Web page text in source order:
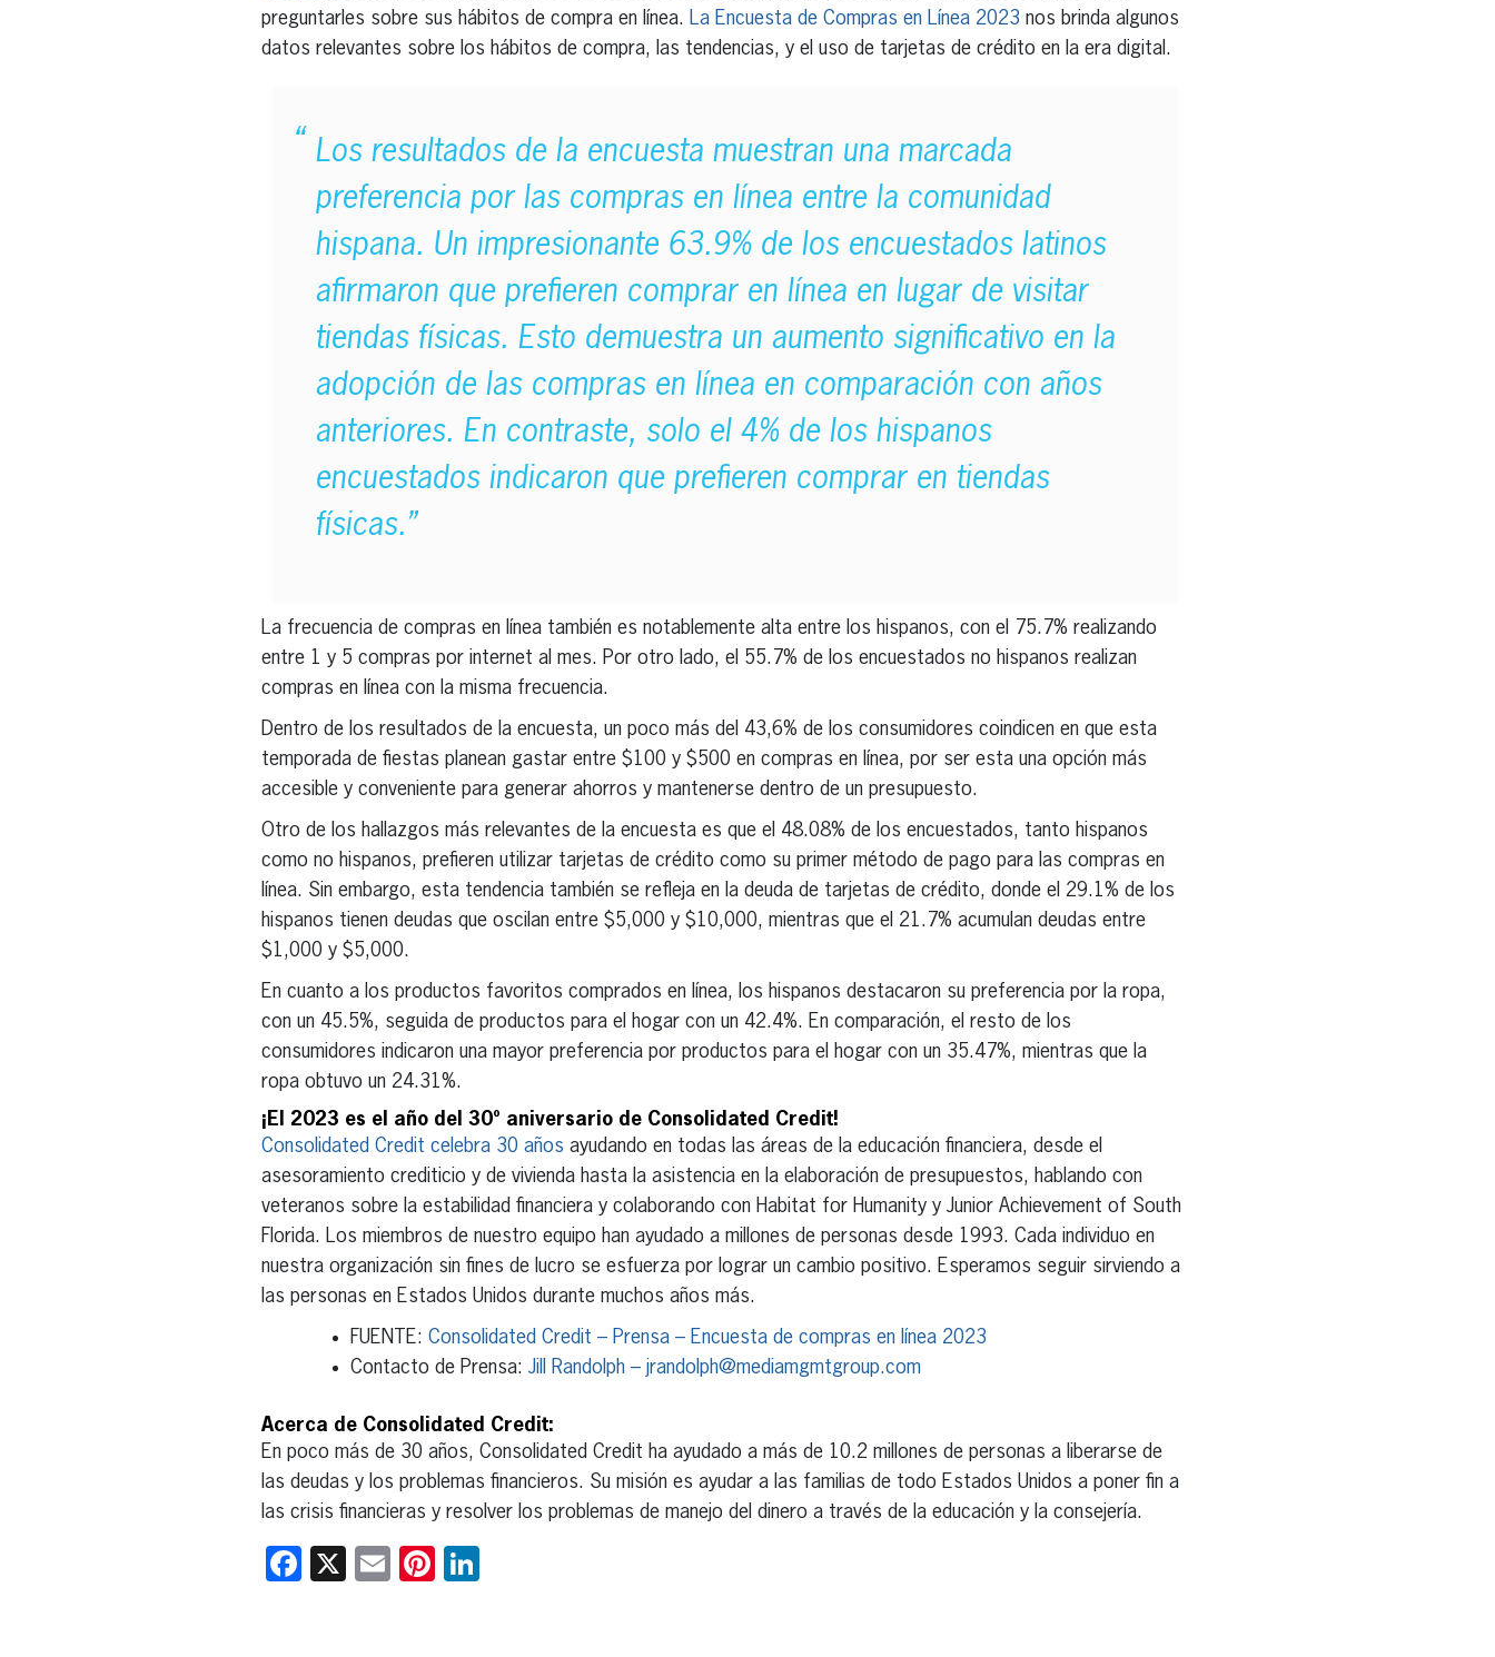
preguntarles sobre sus hábitos de compra en línea. La Encuesta de Compras en Línea 2023 nos brinda algunos
datos relevantes sobre los hábitos de compra, las tendencias, y el uso de tarjetas de crédito en la era digital.
Los resultados de la encuesta muestran una marcada
preferencia por las compras en línea entre la comunidad
hispana. Un impresionante 63.9% de los encuestados latinos
afirmaron que prefieren comprar en línea en lugar de visitar
tiendas físicas. Esto demuestra un aumento significativo en la
adopción de las compras en línea en comparación con años
anteriores. En contraste, solo el 4% de los hispanos
encuestados indicaron que prefieren comprar en tiendas
físicas.”
La frecuencia de compras en línea también es notablemente alta entre los hispanos, con el 75.7% realizando
entre 1 y 5 compras por internet al mes. Por otro lado, el 55.7% de los encuestados no hispanos realizan
compras en línea con la misma frecuencia.
Dentro de los resultados de la encuesta, un poco más del 43,6% de los consumidores coindicen en que esta
temporada de fiestas planean gastar entre $100 y $500 en compras en línea, por ser esta una opción más
accesible y conveniente para generar ahorros y mantenerse dentro de un presupuesto.
Otro de los hallazgos más relevantes de la encuesta es que el 48.08% de los encuestados, tanto hispanos
como no hispanos, prefieren utilizar tarjetas de crédito como su primer método de pago para las compras en
línea. Sin embargo, esta tendencia también se refleja en la deuda de tarjetas de crédito, donde el 29.1% de los
hispanos tienen deudas que oscilan entre $5,000 y $10,000, mientras que el 21.7% acumulan deudas entre
$1,000 y $5,000.
En cuanto a los productos favoritos comprados en línea, los hispanos destacaron su preferencia por la ropa,
con un 45.5%, seguida de productos para el hogar con un 42.4%. En comparación, el resto de los
consumidores indicaron una mayor preferencia por productos para el hogar con un 35.47%, mientras que la
ropa obtuvo un 24.31%.
¡El 2023 es el año del 30º aniversario de Consolidated Credit!
Consolidated Credit celebra 30 años ayudando en todas las áreas de la educación financiera, desde el
asesoramiento crediticio y de vivienda hasta la asistencia en la elaboración de presupuestos, hablando con
veteranos sobre la estabilidad financiera y colaborando con Habitat for Humanity y Junior Achievement of South
Florida. Los miembros de nuestro equipo han ayudado a millones de personas desde 1993. Cada individuo en
nuestra organización sin fines de lucro se esfuerza por lograr un cambio positivo. Esperamos seguir sirviendo a
las personas en Estados Unidos durante muchos años más.
FUENTE: Consolidated Credit – Prensa – Encuesta de compras en línea 2023
Contacto de Prensa: Jill Randolph – jrandolph@mediamgmtgroup.com
Acerca de Consolidated Credit:
En poco más de 30 años, Consolidated Credit ha ayudado a más de 10.2 millones de personas a liberarse de
las deudas y los problemas financieros. Su misión es ayudar a las familias de todo Estados Unidos a poner fin a
las crisis financieras y resolver los problemas de manejo del dinero a través de la educación y la consejería.
Facebook
X EmailPinterest